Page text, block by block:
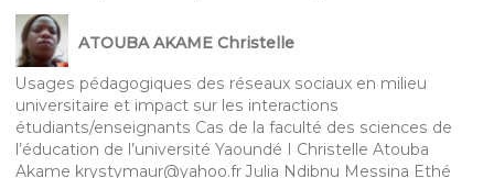
ATOUBA AKAME Christelle
Usages pédagogiques des réseaux sociaux en milieu
universitaire et impact sur les interactions
étudiants/enseignants Cas de la faculté des sciences de
l’éducation de l’université Yaoundé I Christelle Atouba
Akame krystymaur@yahoo.fr Julia Ndibnu Messina Ethé